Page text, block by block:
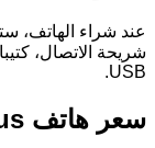
عند شراء الهاتف،
شريحة الاتصال،
USB.
سعر هاتف iPhone 6s Plus